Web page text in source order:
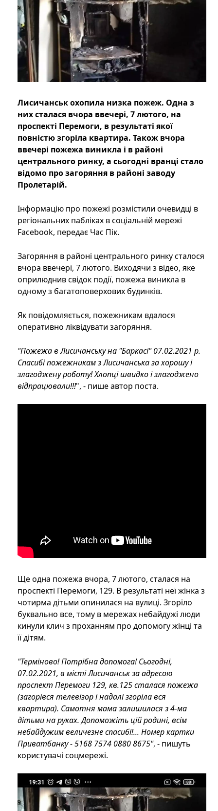
Лисичанськ охопила низка пожеж. Одна з
них сталася вчора ввечері, 7 лютого, на
проспекті Перемоги, в результаті якої
повністю згоріла квартира. Також вчора
ввечері пожежа виникла і в районі
центрального ринку, а сьогодні вранці стало
відомо про загоряння в районі заводу
Пролетарій.
Інформацію про пожежі розмістили очевидці в
регіональних пабліках в соціальній мережі
Facebook, передає Час Пік.
Загоряння в районі центрального ринку сталося
вчора ввечері, 7 лютого. Виходячи з відео, яке
оприлюднив свідок події, пожежа виникла в
одному з багатоповерхових будинків.
Як повідомляється, пожежникам вдалося
оперативно ліквідувати загоряння.
"Пожежа в Лисичанську на "Баркасі" 07.02.2021 р.
Спасибі пожежникам з Лисичанська за хорошу і
злагоджену роботу! Хлопці швидко і злагоджено
відпрацювали!!!", - пише автор поста.
Ще одна пожежа вчора, 7 лютого, сталася на
проспекті Перемоги, 129. В результаті неї жінка з
чотирма дітьми опинилася на вулиці. Згоріло
буквально все, тому в мережах небайдужі люди
кинули клич з проханням про допомогу жінці та
її дітям.
"Терміново! Потрібна допомога! Сьогодні,
07.02.2021, в місті Лисичанськ за адресою
проспект Перемоги 129, кв.125 сталася пожежа
(загорівся телевізор і надалі згоріла вся
квартира). Самотня мама залишилася з 4-ма
дітьми на руках. Допоможіть цій родині, всім
небайдужим величезне спасибі!... Номер картки
Приватбанку - 5168 7574 0880 8675", - пишуть
користувачі соцмережі.